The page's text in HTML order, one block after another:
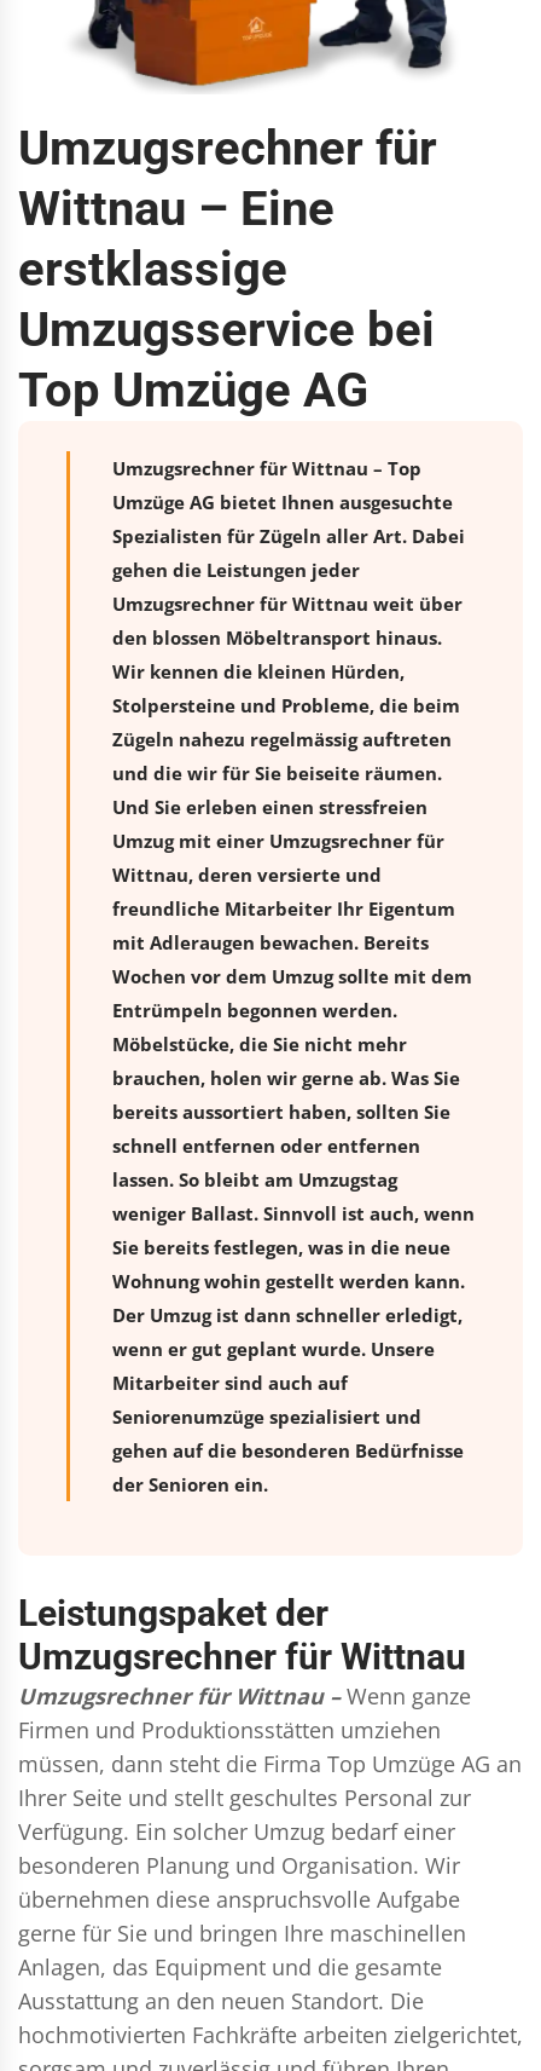
Umzugsrechner für
Wittnau – Eine
erstklassige
Umzugsservice bei
Top Umzüge AG
Umzugsrechner für Wittnau – Top
Umzüge AG bietet Ihnen ausgesuchte
Spezialisten für Zügeln aller Art. Dabei
gehen die Leistungen jeder
Umzugsrechner für Wittnau weit über
den blossen Möbeltransport hinaus.
Wir kennen die kleinen Hürden,
Stolpersteine und Probleme, die beim
Zügeln nahezu regelmässig auftreten
und die wir für Sie beiseite räumen.
Und Sie erleben einen stressfreien
Umzugmit einer Umzugsrechner für
Wittnau, deren versierte und
freundliche Mitarbeiter Ihr Eigentum
mit Adleraugen bewachen. Bereits
Wochen vor dem Umzug sollte mit dem
Entrümpeln begonnen werden.
Möbelstücke, die Sie nicht mehr
brauchen, holen wir gerne ab. Was Sie
bereits aussortiert haben, sollten Sie
schnell entfernen oder entfernen
lassen. So bleibt am Umzugstag
weniger Ballast. Sinnvoll ist auch, wenn
Sie bereits festlegen, was in die neue
Wohnung wohin gestellt werden kann.
Der Umzug ist dann schneller erledigt,
wenn er gut geplant wurde. Unsere
Mitarbeiter sind auch auf
Seniorenumzüge spezialisiert und
gehen auf die besonderen Bedürfnisse
der Senioren ein.
Leistungspaket der
Umzugsrechner für Wittnau
Umzugsrechner für Wittnau – Wenn ganze
Firmen und Produktionsstätten umziehen
müssen, dann steht die Firma Top Umzüge AG an
Ihrer Seite und stellt geschultes Personal zur
Verfügung. Ein solcher Umzug bedarf einer
besonderen Planung und Organisation. Wir
übernehmen diese anspruchsvolle Aufgabe
gerne für Sie und bringen Ihre maschinellen
Anlagen, das Equipment und die gesamte
Ausstattung an den neuen Standort. Die
hochmotivierten Fachkräfte arbeiten zielgerichtet,